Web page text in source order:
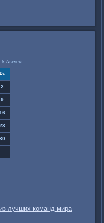
Августа
Вс
2
9
16
23
30
лучших команд мира